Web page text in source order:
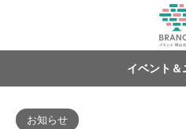
イベント＆
お知らせ